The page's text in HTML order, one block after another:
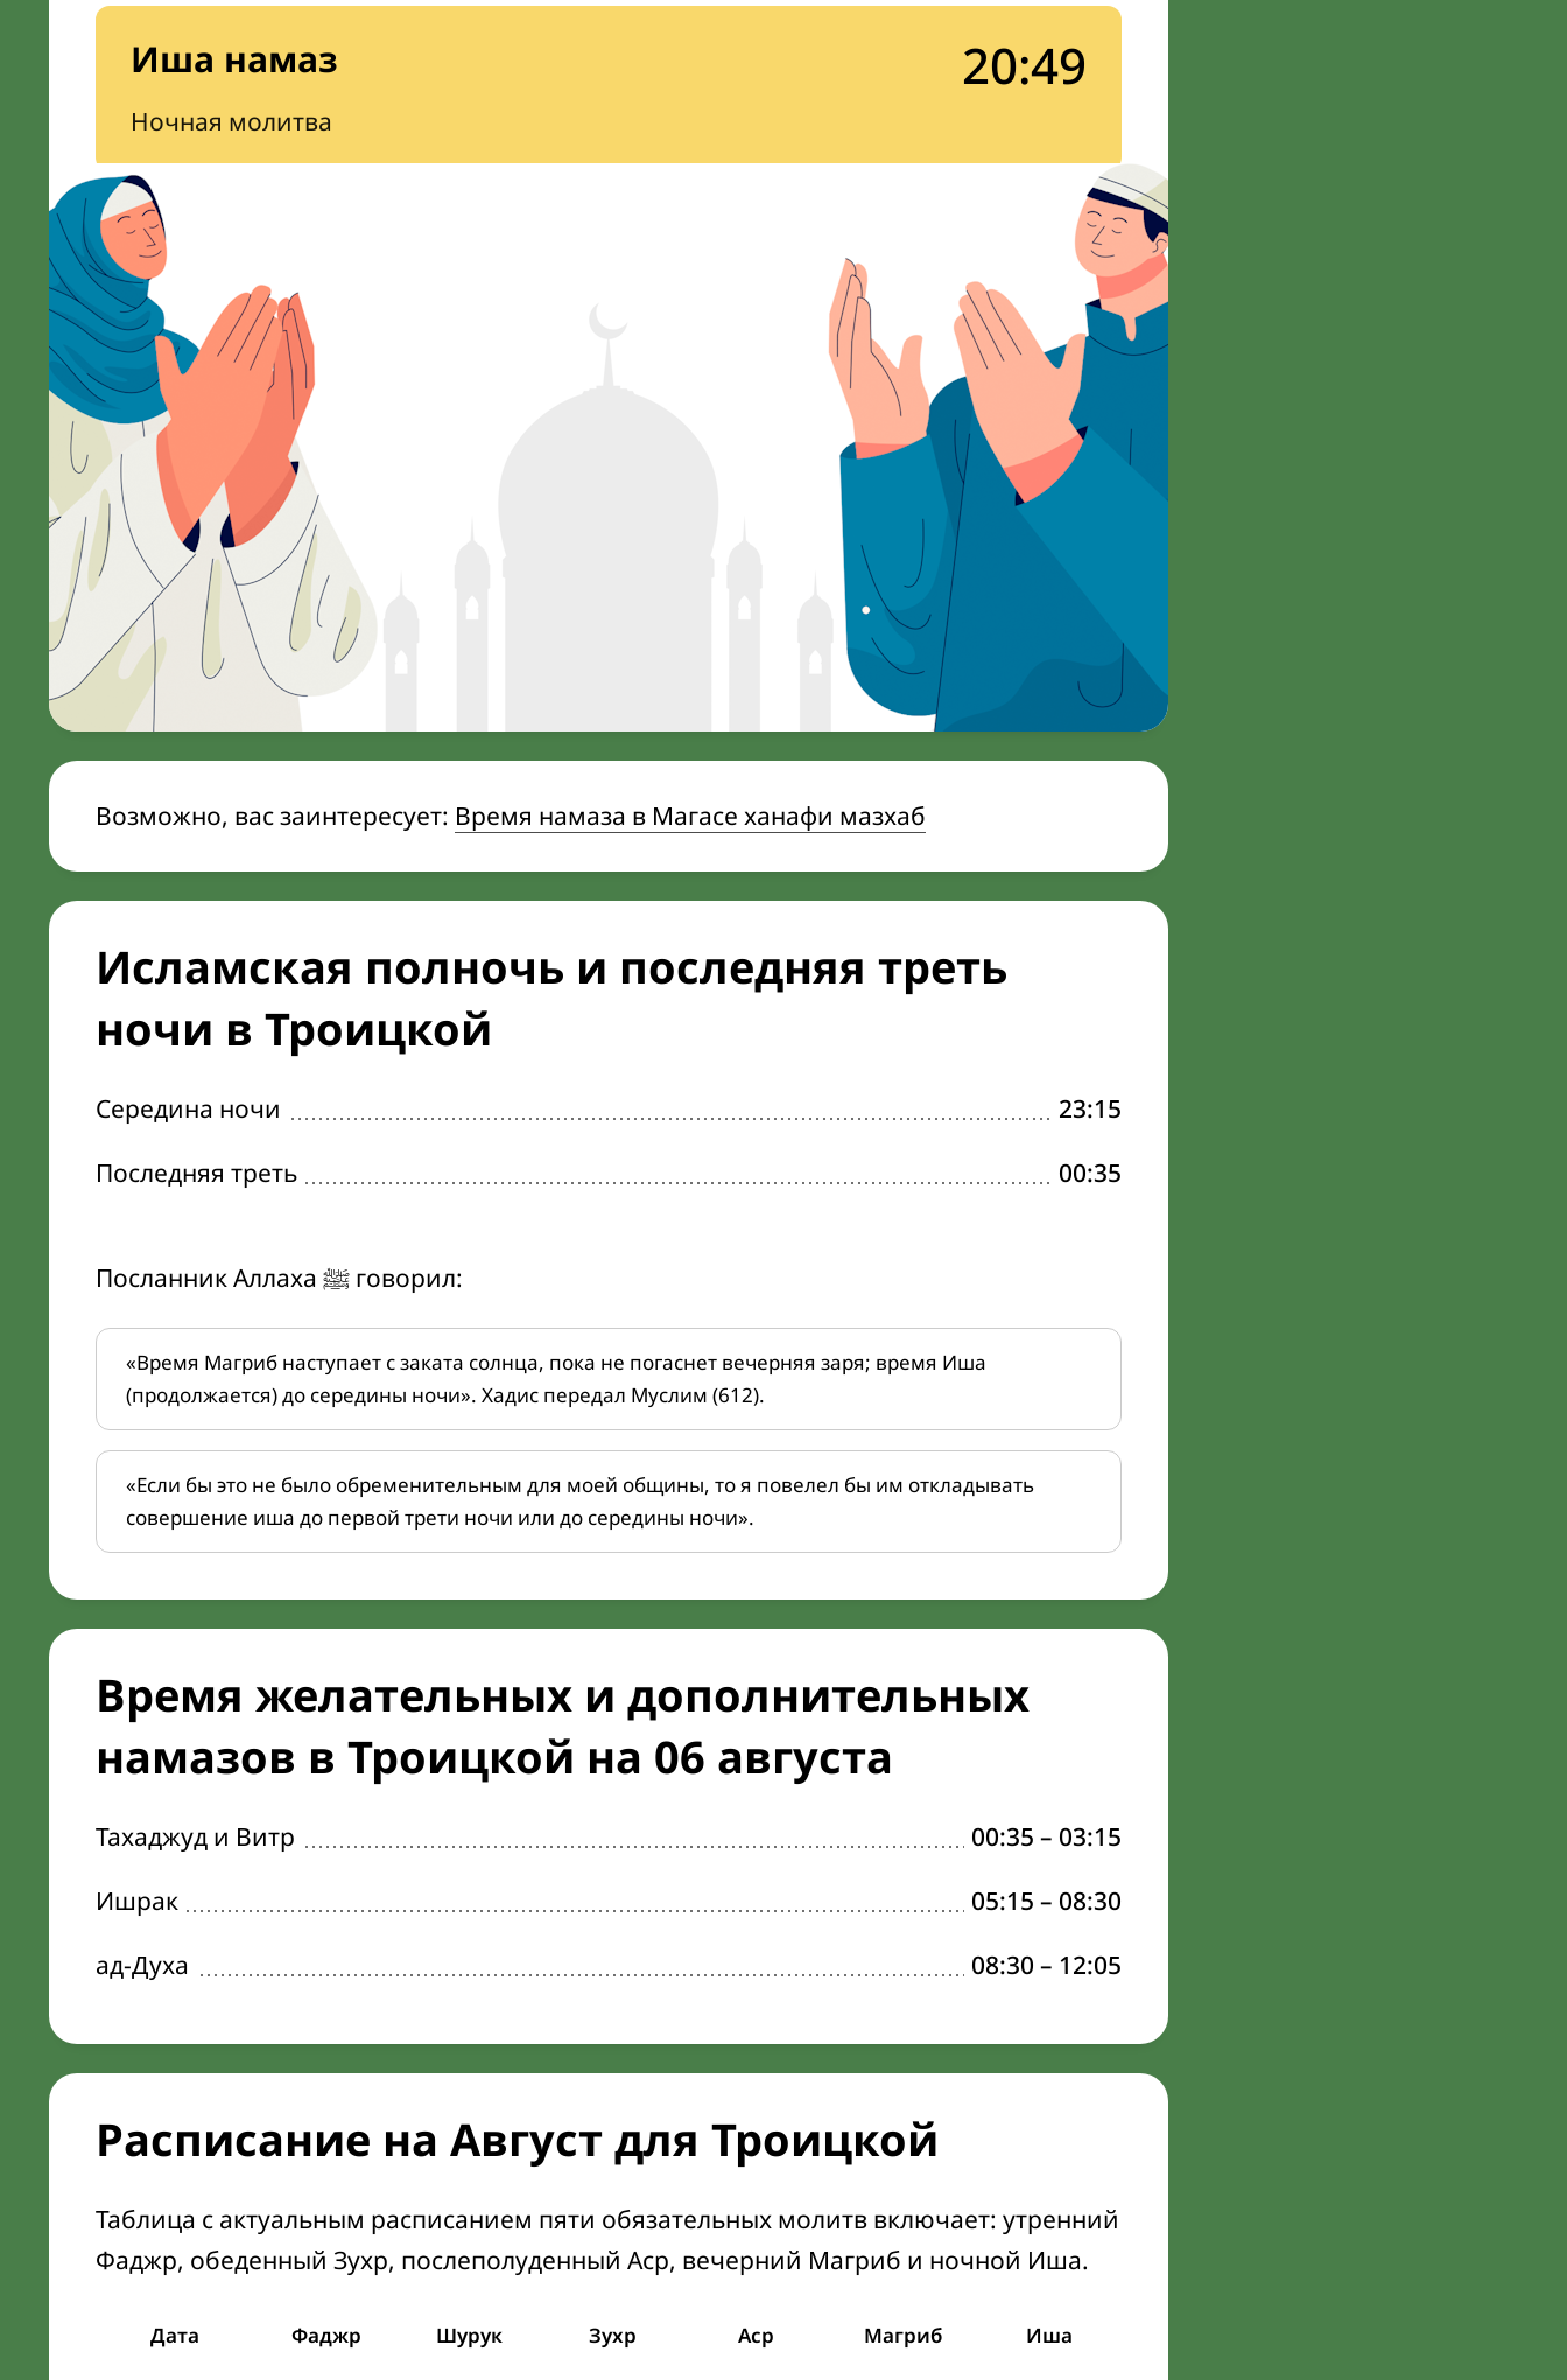
Иша намаз
Ночная молитва
20:49
Возможно, вас заинтересует: Время намаза в Магасе ханафи мазхаб
Исламская полночь и последняя треть
ночи в Троицкой
Середина ночи
23:15
Последняя треть
00:35
Посланник Аллаха ﷺ говорил:
«Время Магриб наступает с заката солнца, пока не погаснет вечерняя заря; время Иша
(продолжается) до середины ночи». Хадис передал Муслим (612).
«Если бы это не было обременительным для моей общины, то я повелел бы им откладывать
совершение иша до первой трети ночи или до середины ночи».
Время желательных и дополнительных
намазов в Троицкой на 06 августа
Тахаджуд и Витр 00:35 – 03:15
Ишрак
05:15 – 08:30
ад-Духа
08:30 – 12:05
Расписание на Август для Троицкой
Таблица с актуальным расписанием пяти обязательных молитв включает: утренний
Фаджр, обеденный Зухр, послеполуденный Аср, вечерний Магриб и ночной Иша.
Дата Фаджр Шурук Зухр Аср Магриб Иша